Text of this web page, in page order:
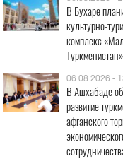
В Бухаре
культурно-
комплекс
Туркменистан»
06.08.2026 -
В Ашхабаде
развитие
афганского